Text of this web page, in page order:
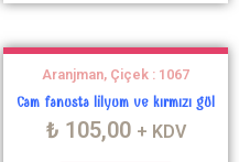
Aranjman, Çiçek : 1067
Cam fanusta lilyum ve kırmızı gül
₺ 105,00 + KDV